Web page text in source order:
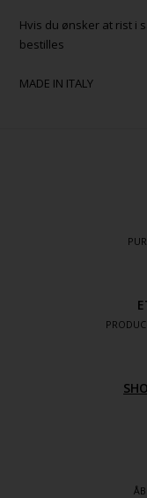
Hvis du ønsker at rist i
bestilles
MADE IN ITALY